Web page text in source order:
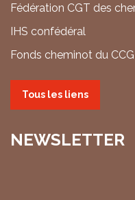
Fédération CGT des
IHS confédéral
Fonds cheminot du
Tous les liens
NEWSLETTER